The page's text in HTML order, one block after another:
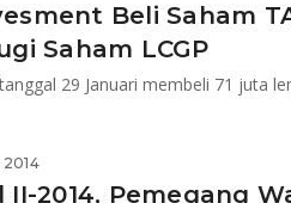
Beli Saham
Saham LCGP
II-2014, Pemegang
2014